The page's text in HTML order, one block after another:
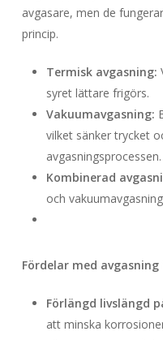
avgasare, men de
princip.
Termisk avgasning:
syret lättare frigörs.
Vakuumavgasning:
vilket sänker trycket
avgasningsprocessen.
Kombinerad
och
Fördelar med
Förlängd livslängd
att minska